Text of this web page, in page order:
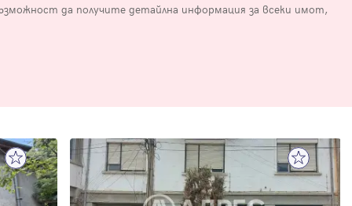
да получите детайлна информация за всеки имот,